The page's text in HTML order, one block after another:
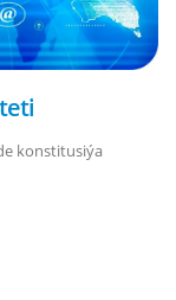
konstitusiýa